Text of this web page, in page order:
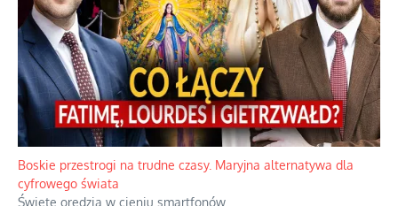
Papieskie innowacje w tradycyjnym różańcu
Gorący dylemat medytacji nad tajemnicami....